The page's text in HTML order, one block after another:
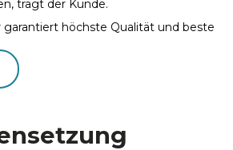
trägt der Kunde.
garantiert höchste Qualität und beste
Wartung empfohlen.